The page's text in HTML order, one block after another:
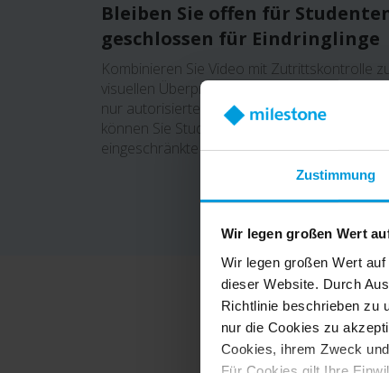
Zustimmung
Wir legen großen Wert
Wir legen großen Wert
dieser Website. Durch
Richtlinie beschrieben zu
nur die Cookies zu
Cookies, ihrem Zweck
Bleiben Sie offen für
geschlossen für Eindringlinge
Kombinieren Sie Video mit Zutrittskontrolle
visuellen Überprüfung, um sicherzustellen,
nur autorisierte Personen eintreten können –
können Sie Studenten, Vermögenswerte und
eingeschränkte Bereiche schützen.